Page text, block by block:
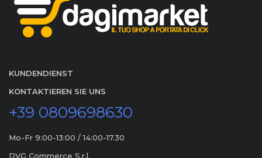
KUNDENDIENST
KONTAKTIEREN SIE UNS
+39 0809698630
Mo-Fr 9:00-13:00 / 14:00-17.30
DVG Commerce S.r.l.